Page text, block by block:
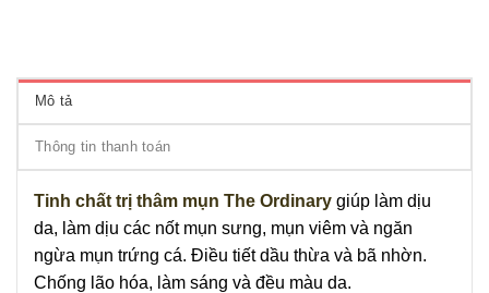
Mô tả
Thông tin thanh toán
Tinh chất trị thâm mụn The Ordinary giúp làm dịu
da, làm dịu các nốt mụn sưng, mụn viêm và ngăn
ngừa mụn trứng cá. Điều tiết dầu thừa và bã nhờn.
Chống lão hóa, làm sáng và đều màu da.